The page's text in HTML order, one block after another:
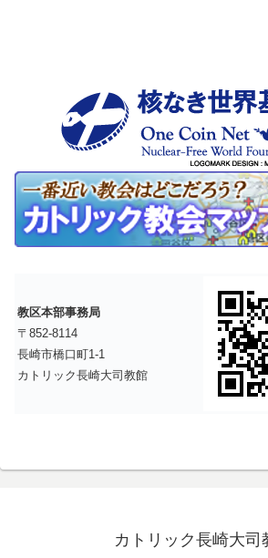
教区本部事務局
〒852-8114
長崎市橋口町1-1
カトリック長崎大司教館
カトリック長崎大司